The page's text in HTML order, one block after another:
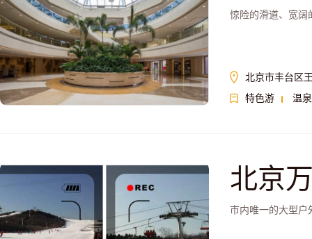
惊险的滑道、宽阔
北京市丰台区
特色游
温泉
北京
市内唯一的大型户